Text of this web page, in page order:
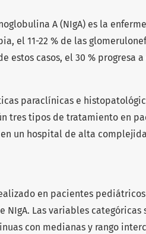
A (NIgA) es la
el 11-22 % de las
estos casos, el 30 % progresa
paraclínicas e
tres tipos de tratamiento en
un hospital de alta
en pacientes pediátricos
NIgA. Las variables categóricas
con medianas y rango